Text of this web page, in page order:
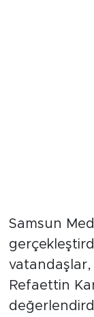
Samsun
vatandaşlar,
Refaettin